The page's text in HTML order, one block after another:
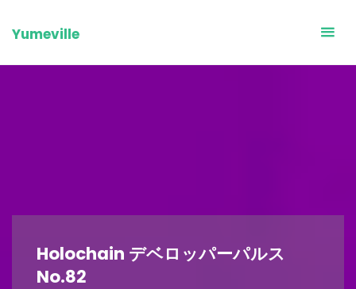
toYumeville
Holochain デベロッパーパルス
No.82